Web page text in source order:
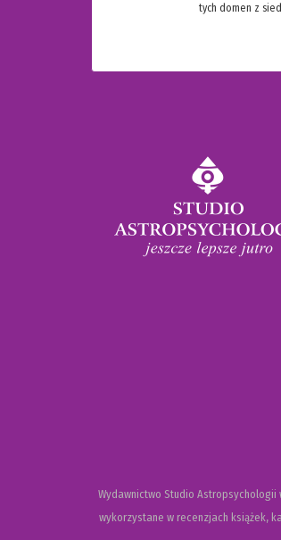
tych domen z
Wydawnictwo Studio
wykorzystane w recenzjach książek,